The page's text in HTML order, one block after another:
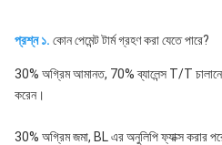
প্রশ্ন ১. কোন পেমেন্ট টার্ম গ্রহণ করা যেতে পারে?
30% অগ্রিম আমানত, 70% ব্যালেন্স T/T
করেন।
30% অগ্রিম জমা, BL এর অনুলিপি ফ্যাক্স করার